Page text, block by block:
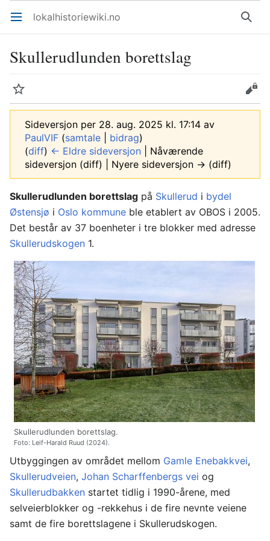
Åpne hovedmenyen lokalhistoriewiki.no Søk
Skullerudlunden borettslag
Overvåk Rediger
Sideversjon per 28. aug. 2025 kl. 17:14 av
PaulVIF (samtale bidrag)
(diff) ← Eldre sideversjon | Nåværende
sideversjon (diff) | Nyere sideversjon → (diff)
Skullerudlunden borettslag på Skullerud i bydel
Østensjø i Oslo kommune ble etablert av OBOS i 2005.
Det består av 37 boenheter i tre blokker med adresse
Skullerudskogen 1.
Skullerudlunden borettslag.
Foto: Leif-Harald Ruud (2024).
Utbyggingen av området mellom Gamle Enebakkvei,
Skullerudveien, Johan Scharffenbergs vei og
Skullerudbakken startet tidlig i 1990-årene, med
selveierblokker og -rekkehus i de fire nevnte veiene
samt de fire borettslagene i Skullerudskogen.